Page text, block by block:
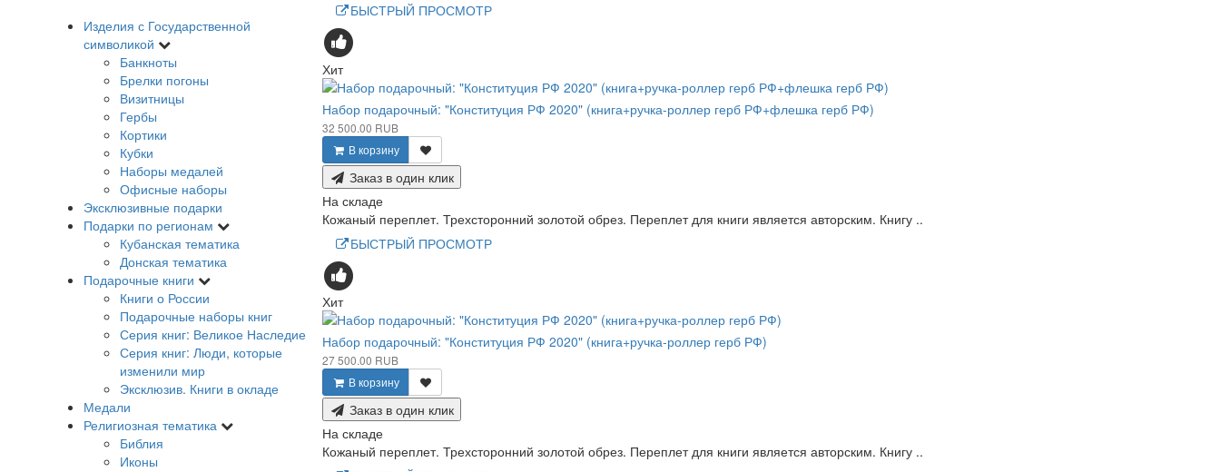
Изделия с Государственной
символикой
Банкноты
Брелки погоны
Визитницы
Гербы
Кортики
Кубки
Наборы медалей
Офисные наборы
Эксклюзивные подарки
Подарки по регионам
Кубанская тематика
Донская тематика
Подарочные книги
Книги о России
Подарочные наборы книг
Серия книг: Великое Наследие
Серия книг: Люди, которые
изменили мир
Эксклюзив. Книги в окладе
Медали
Религиозная тематика
Библия
Иконы
БЫСТРЫЙ ПРОСМОТР
Хит
Набор подарочный: "Конституция РФ 2020" (книга+ручка-роллер герб РФ+флешка герб РФ)
32 500.00 RUB
В корзину
Заказ в один клик
На складе
Кожаный переплет. Трехсторонний золотой обрез. Переплет для книги является авторским. Книгу ..
БЫСТРЫЙ ПРОСМОТР
Хит
Набор подарочный: "Конституция РФ 2020" (книга+ручка-роллер герб РФ)
27 500.00 RUB
В корзину
Заказ в один клик
На складе
Кожаный переплет. Трехсторонний золотой обрез. Переплет для книги является авторским. Книгу ..